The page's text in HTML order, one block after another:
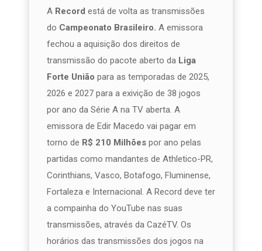
A Record está de volta as transmissões
do Campeonato Brasileiro. A emissora
fechou a aquisição dos direitos de
transmissão do pacote aberto da Liga
Forte União para as temporadas de 2025,
2026 e 2027 para a exivição de 38 jogos
por ano da Série A na TV aberta. A
emissora de Edir Macedo vai pagar em
torno de R$ 210 Milhões por ano pelas
partidas como mandantes de Athletico-PR,
Corinthians, Vasco, Botafogo, Fluminense,
Fortaleza e Internacional. A Record deve ter
a compainha do YouTube nas suas
transmissões, através da CazéTV. Os
horários das transmissões dos jogos na